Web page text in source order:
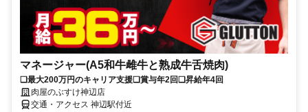
マネージャー(A5和牛雌牛と熟成牛舌焼肉)
❏最大200万円のキャリア支援❏賞与年2回❏昇給年4回
肉屋のぶすけ神辺店
交通・アクセス 神辺駅付近